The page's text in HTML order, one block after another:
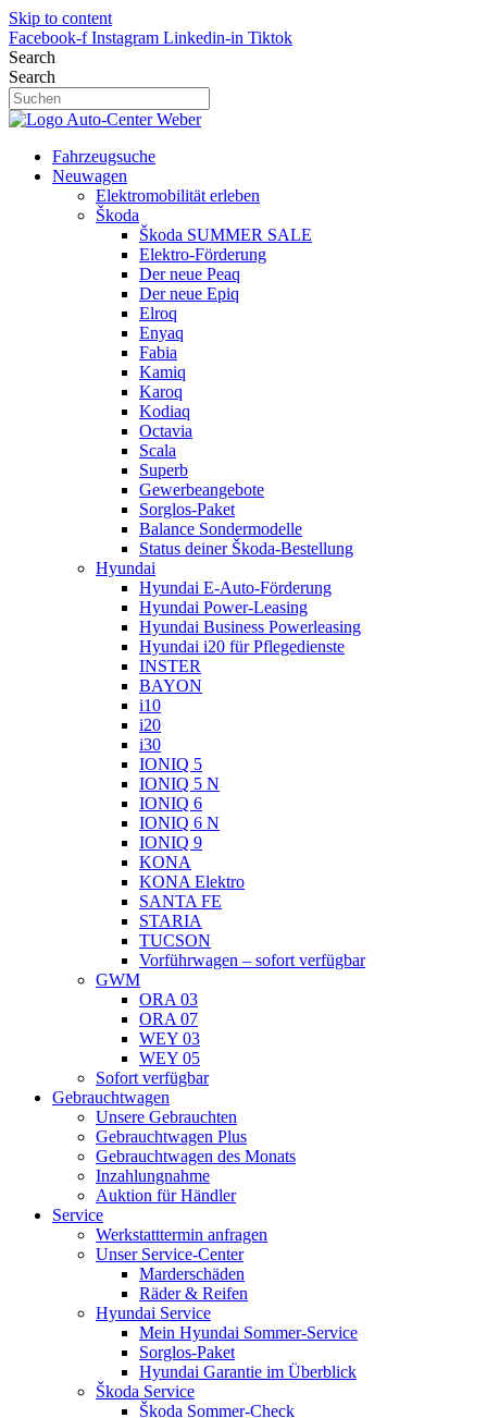
Skip to content
Facebook-f Instagram Linkedin-in Tiktok
Search
Search
Fahrzeugsuche
Neuwagen
Elektromobilität erleben
Škoda
Škoda SUMMER SALE
Elektro-Förderung
Der neue Peaq
Der neue Epiq
Elroq
Enyaq
Fabia
Kamiq
Karoq
Kodiaq
Octavia
Scala
Superb
Gewerbeangebote
Sorglos-Paket
Balance Sondermodelle
Status deiner Škoda-Bestellung
Hyundai
Hyundai E-Auto-Förderung
Hyundai Power-Leasing
Hyundai Business Powerleasing
Hyundai i20 für Pflegedienste
INSTER
BAYON
i10
i20
i30
IONIQ 5
IONIQ 5 N
IONIQ 6
IONIQ 6 N
IONIQ 9
KONA
KONA Elektro
SANTA FE
STARIA
TUCSON
Vorführwagen – sofort verfügbar
GWM
ORA 03
ORA 07
WEY 03
WEY 05
Sofort verfügbar
Gebrauchtwagen
Unsere Gebrauchten
Gebrauchtwagen Plus
Gebrauchtwagen des Monats
Inzahlungnahme
Auktion für Händler
Service
Werkstatttermin anfragen
Unser Service-Center
Marderschäden
Räder & Reifen
Hyundai Service
Mein Hyundai Sommer-Service
Sorglos-Paket
Hyundai Garantie im Überblick
Škoda Service
Škoda Sommer-Check